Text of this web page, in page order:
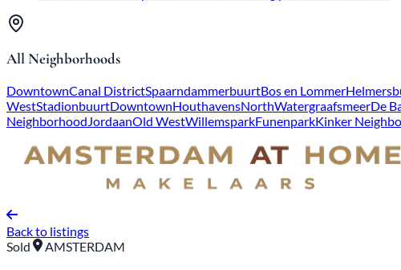
All Neighborhoods
DowntownCanal DistrictSpaarndammerbuurtBos en Lommer
WestStadionbuurtDowntownHouthavensNorthWatergraafsmeerDe
NeighborhoodJordaanOld WestWillemsparkFunenparkKinker
Back to listings
Sold
AMSTERDAM